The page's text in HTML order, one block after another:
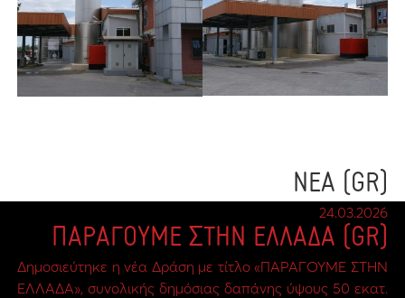
(GR) ΝΕΑ
24.03.2026
(GR) ΠΑΡΑΓΟΥΜΕ ΣΤΗΝ ΕΛΛΑΔΑ
Δημοσιεύτηκε η νέα Δράση με τίτλο «ΠΑΡΑΓΟΥΜΕ ΣΤΗΝ
ΕΛΛΑΔΑ», συνολικής δημόσιας δαπάνης ύψους 50 εκατ.